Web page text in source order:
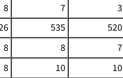
8 7 3
535 520
8 8 7
8 10 10